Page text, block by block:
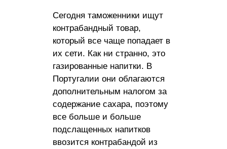
Сегодня таможенники ищут
контрабандный товар,
который все чаще попадает в
их сети. Как ни странно, это
газированные напитки. В
Португалии они облагаются
дополнительным налогом за
содержание сахара, поэтому
все больше и больше
подслащенных напитков
ввозится контрабандой из